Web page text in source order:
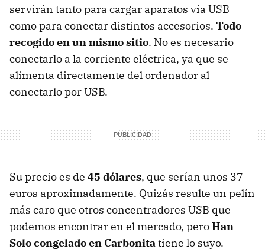
servirán tanto para cargar aparatos vía USB
como para conectar distintos accesorios. Todo
recogido en un mismo sitio. No es necesario
conectarlo a la corriente eléctrica, ya que se
alimenta directamente del ordenador al
conectarlo por USB.
Su precio es de 45 dólares, que serían unos 37
euros aproximadamente. Quizás resulte un pelín
más caro que otros concentradores USB que
podemos encontrar en el mercado, peroHan
Solo congelado en Carbonitatiene lo suyo.